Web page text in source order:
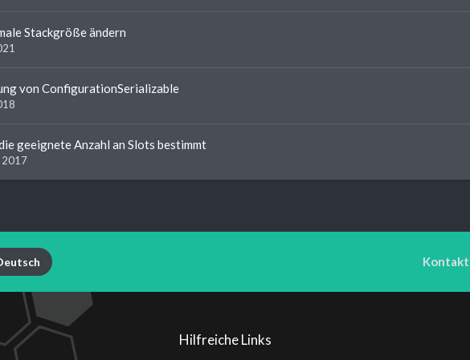
Stackgröße ändern
von ConfigurationSerializable
geeignete Anzahl an Slots bestimmt
2017
Hilfreiche Links
Kontakt